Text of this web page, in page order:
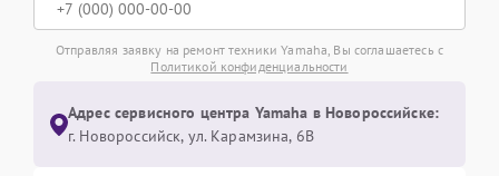
Отправляя заявку на ремонт техники Yamaha, Вы соглашаетесь с
Политикой конфиденциальности
Адрес сервисного центра Yamaha в Новороссийске:
г. Новороссийск, ул. Карамзина, 6В